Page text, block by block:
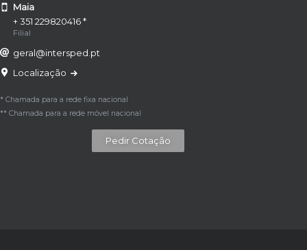
Maia
+ 351 229820416 *
Filial
geral@intersped.pt
Localização
* Chamada para a rede fixa nacional
** Chamada para a rede móvel nacional
Pedir Cotação